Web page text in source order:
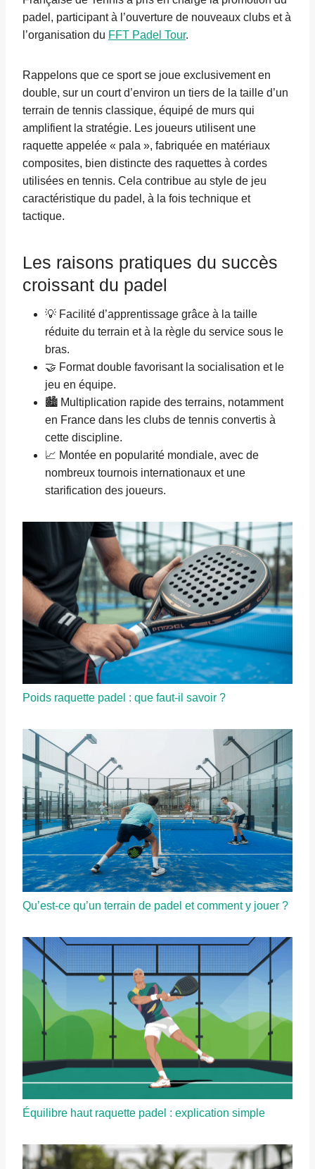
padel, participant à l’ouverture de nouveaux clubs et à
l’organisation du FFT Padel Tour.
Rappelons que ce sport se joue exclusivement en
double, sur un court d’environ un tiers de la taille d’un
terrain de tennis classique, équipé de murs qui
amplifient la stratégie. Les joueurs utilisent une
raquette appelée « pala », fabriquée en matériaux
composites, bien distincte des raquettes à cordes
utilisées en tennis. Cela contribue au style de jeu
caractéristique du padel, à la fois technique et
tactique.
Les raisons pratiques du succès
croissant du padel
💡 Facilité d’apprentissage grâce à la taille
réduite du terrain et à la règle du service sous le
bras.
🤝 Format double favorisant la socialisation et le
jeu en équipe.
🏙️ Multiplication rapide des terrains, notamment
en France dans les clubs de tennis convertis à
cette discipline.
📈 Montée en popularité mondiale, avec de
nombreux tournois internationaux et une
starification des joueurs.
Poids raquette padel : que faut-il savoir ?
Qu’est-ce qu’un terrain de padel et comment y jouer ?
Équilibre haut raquette padel : explication simple